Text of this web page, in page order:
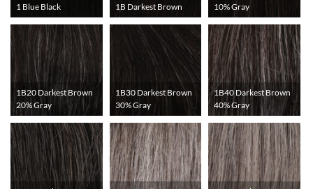
1 Blue Black 1B Darkest Brown
10% Gray
1B20 Darkest Brown
20% Gray
1B30 Darkest Brown
30% Gray
1B40 Darkest Brown
40% Gray